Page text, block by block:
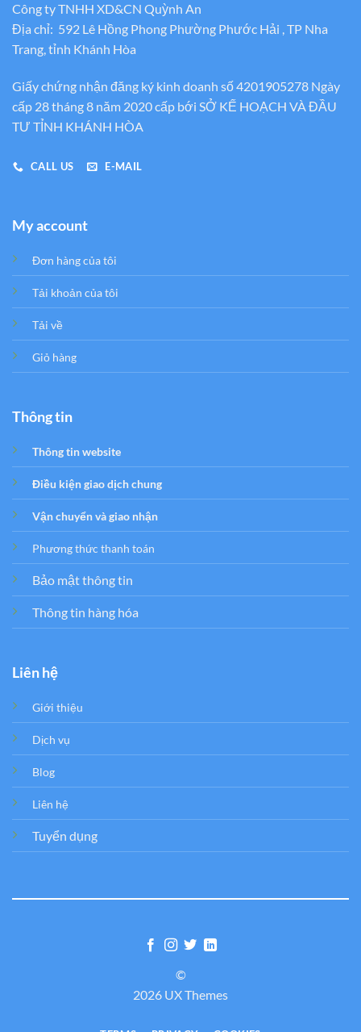
Công ty TNHH XD&CN Quỳnh An
Địa chỉ: 592 Lê Hồng Phong Phường Phước Hải , TP Nha
Trang, tỉnh Khánh Hòa
Giấy chứng nhận đăng ký kinh doanh số 4201905278 Ngày
cấp 28 tháng 8 năm 2020 cấp bới SỞ KẾ HOẠCH VÀ ĐẦU
TƯ TỈNH KHÁNH HÒA
CALL US E-MAIL
My account
Đơn hàng của tôi
Tải khoản của tôi
Tải về
Giỏ hàng
Thông tin
Thông tin website
Điều kiện giao dịch chung
Vận chuyển và giao nhận
Phương thức thanh toán
Bảo mật thông tin
Thông tin hàng hóa
Liên hệ
Giới thiệu
Dịch vụ
Blog
Liên hệ
Tuyển dụng
©
2026 UX Themes